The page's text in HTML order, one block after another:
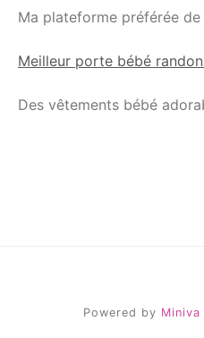
Ma plateforme préférée de
Meilleur porte bébé
Des vêtements bébé
Powered by Miniva